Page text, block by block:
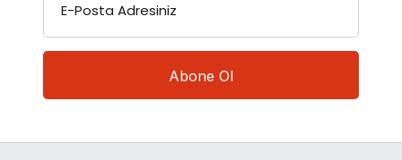
E-Posta Adresiniz